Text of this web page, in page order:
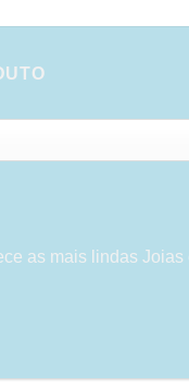
as mais lindas